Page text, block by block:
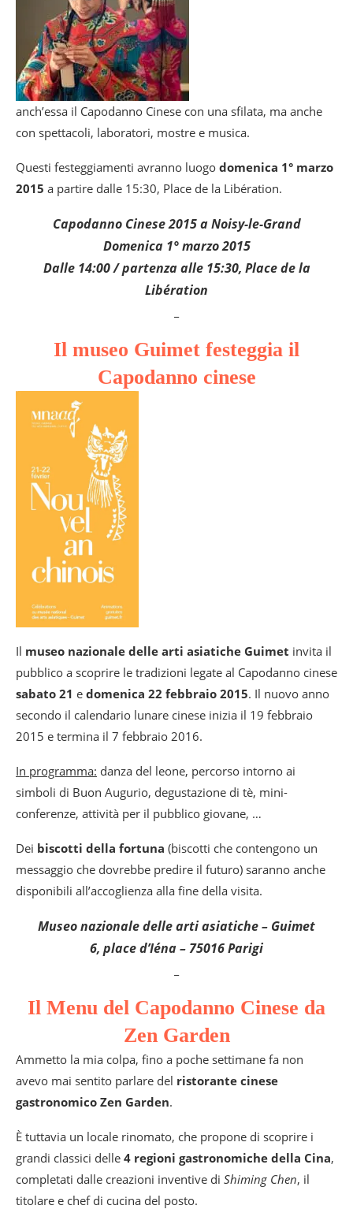
anch’essa il Capodanno Cinese con una sfilata, ma anche
con spettacoli, laboratori, mostre e musica.
Questi festeggiamenti avranno luogo domenica 1° marzo
2015 a partire dalle 15:30, Place de la Libération.
Capodanno Cinese 2015 a Noisy-le-Grand
Domenica 1° marzo 2015
Dalle 14:00 / partenza alle 15:30, Place de la
Libération
Il museo Guimet festeggia il
Capodanno cinese
Il museo nazionale delle arti asiatiche Guimet invita il
pubblico a scoprire le tradizioni legate al Capodanno cinese
sabato 21 e domenica 22 febbraio 2015. Il nuovo anno
secondo il calendario lunare cinese inizia il 19 febbraio
2015 e termina il 7 febbraio 2016.
In programma: danza del leone, percorso intorno ai
simboli di Buon Augurio, degustazione di tè, mini-
conferenze, attività per il pubblico giovane, …
Dei biscotti della fortuna (biscotti che contengono un
messaggio che dovrebbe predire il futuro) saranno anche
disponibili all’accoglienza alla fine della visita.
Museo nazionale delle arti asiatiche – Guimet
6, place d’Iéna – 75016 Parigi
Il Menu del Capodanno Cinese da
Zen Garden
Ammetto la mia colpa, fino a poche settimane fa non
avevo mai sentito parlare del ristorante cinese
gastronomico Zen Garden.
È tuttavia un locale rinomato, che propone di scoprire i
grandi classici delle 4 regioni gastronomiche della Cina,
completati dalle creazioni inventive di Shiming Chen, il
titolare e chef di cucina del posto.